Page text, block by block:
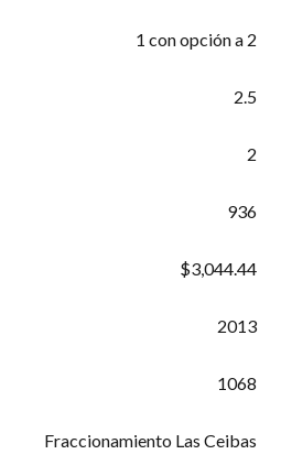
1 con opción a 2
2.5
2
936
$3,044.44
2013
1068
Fraccionamiento Las Ceibas